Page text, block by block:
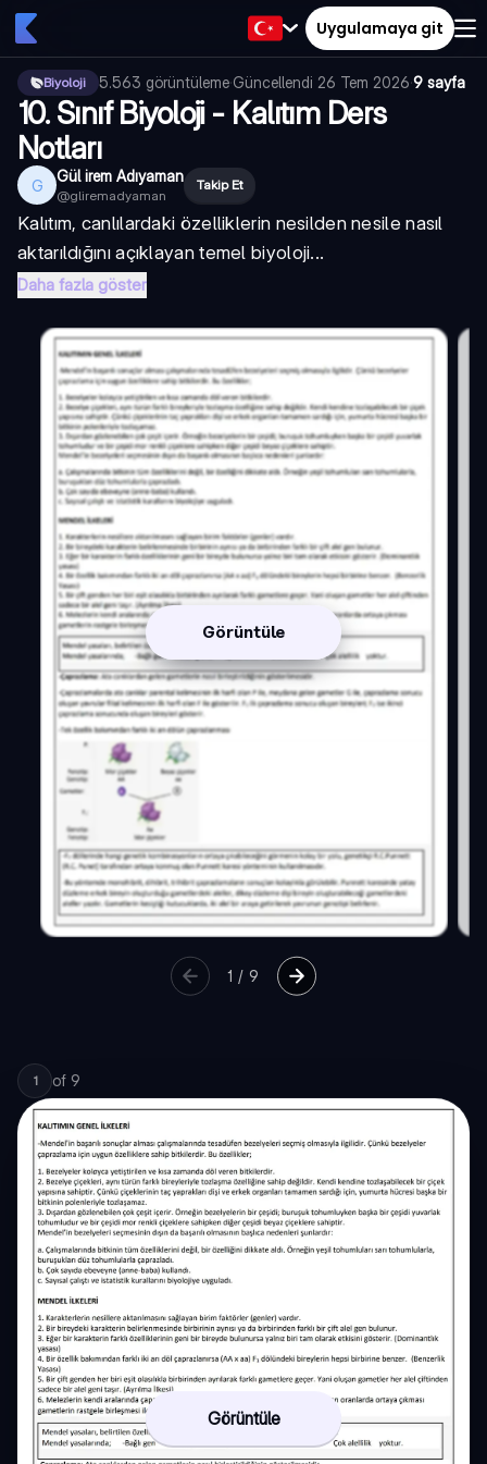
Uygulamaya git
Biyoloji 5.563 görüntüleme·Güncellendi 26 Tem 2026·9 sayfa
10. Sınıf Biyoloji - Kalıtım Ders
Notları
G Gül irem Adıyaman
@gliremadyaman
Takip Et
Kalıtım, canlılardaki özelliklerin nesilden nesile nasıl
aktarıldığını açıklayan temel biyoloji...
Daha fazla göster
Görüntüle
1 /9
1 of 9
Görüntüle